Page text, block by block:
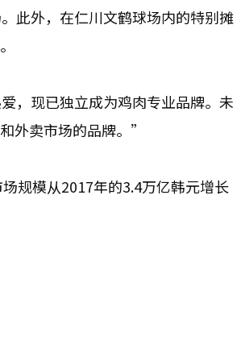
此外，在仁川文鹤球场内的特别摊
，现已独立成为鸡肉专业品牌。未
外卖市场的品牌。”
规模从2017年的3.4万亿韩元增长